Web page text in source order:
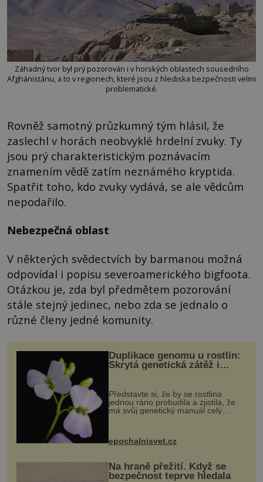
Záhadný tvor byl prý pozorován i v horských oblastech sousedního
Afghánistánu, a to v regionech, které jsou z hlediska bezpečnosti velmi
problematické.
Rovněž samotný průzkumný tým hlásil, že
zaslechl v horách neobvyklé hrdelní zvuky. Ty
jsou prý charakteristickým poznávacím
znamením vědě zatím neznámého kryptida.
Spatřit toho, kdo zvuky vydává, se ale vědcům
nepodařilo.
Nebezpečná oblast
V některých svědectvích by barmanou možná
odpovídal i popisu severoamerického bigfoota.
Otázkou je, zda byl předmětem pozorování
stále stejný jedinec, nebo zda se jednalo o
různé členy jedné komunity.
Duplikace genomu u rostlin:
Skrytá genetická zátěž i
Představte si, že by se rostlina
jednou ráno probudila a zjistila, že
má svůj genetický manuál celý
vstupenka...
epochalnisvet.cz
Na hraně přežití. Když se
bezpečnost teprve hledala